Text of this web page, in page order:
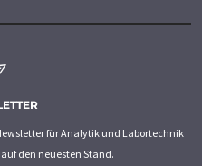
für Analytik und Labortechnik
den neuesten Stand.